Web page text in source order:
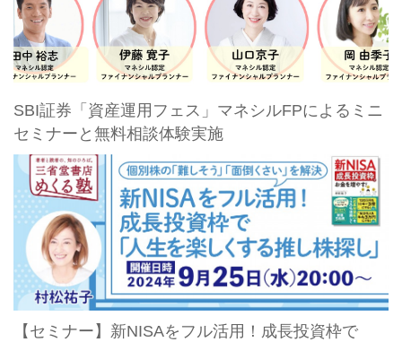
SBI証券「資産運用フェス」マネシルFPによるミニ
セミナーと無料相談体験実施
【セミナー】新NISAをフル活用！成長投資枠で